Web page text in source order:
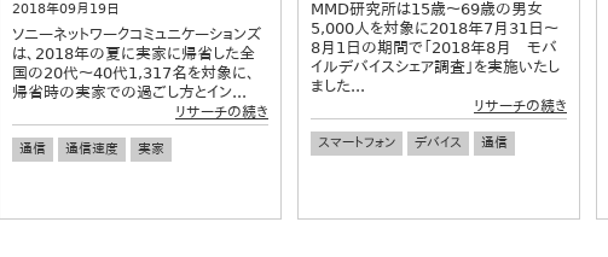
2018年09月19日
ソニーネットワークコミュニケーションズ
は、2018年の夏に実家に帰省した全
国の20代～40代1,317名を対象に、
帰省時の実家での過ごし方とイン...
リサーチの続き
通信 通信速度 実家
MMD研究所は15歳～69歳の男女
5,000人を対象に2018年7月31日～
8月1日の期間で「2018年8月 モバ
イルデバイスシェア調査」を実施いたし
ました...
リサーチの続き
スマートフォン デバイス 通信